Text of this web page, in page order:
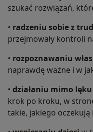
szukać rozwiązań,
• radzeniu sobie z
przejmowały kontroli
• rozpoznawaniu
naprawdę ważne i w
• działaniu mimo
krok po kroku, w
takie, jakiego oczekują